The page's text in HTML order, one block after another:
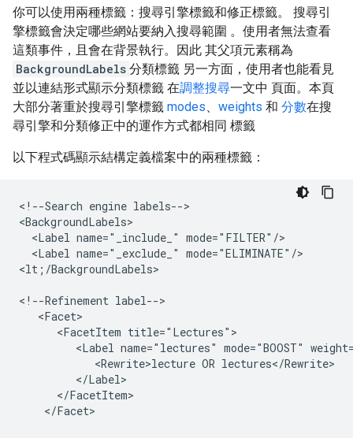
你可以使用兩種標籤：搜尋引擎標籤和修正標籤。 搜尋引
擎標籤會決定哪些網站要納入搜尋範圍 。使用者無法查看
這類事件，且會在背景執行。因此 其父項元素稱為
BackgroundLabels 分類標籤 另一方面，使用者也能看見
並以連結形式顯示分類標籤 在調整搜尋一文中 頁面。本頁
大部分著重於搜尋引擎標籤 modes、 weights 和 分數在搜
尋引擎和分類修正中的運作方式都相同 標籤
以下程式碼顯示結構定義檔案中的兩種標籤：
<!--Search engine labels-->
<BackgroundLabels>
  <Label name="_include_" mode="FILTER"/>
  <Label name="_exclude_" mode="ELIMINATE"/>
<lt;/BackgroundLabels>
<!--Refinement label-->
   <Facet>
      <FacetItem title="Lectures">
<Label name="lectures" mode="BOOST"
            <Rewrite>lecture OR lectures</Rewrite>
         </Label>
      </FacetItem>
    </Facet>